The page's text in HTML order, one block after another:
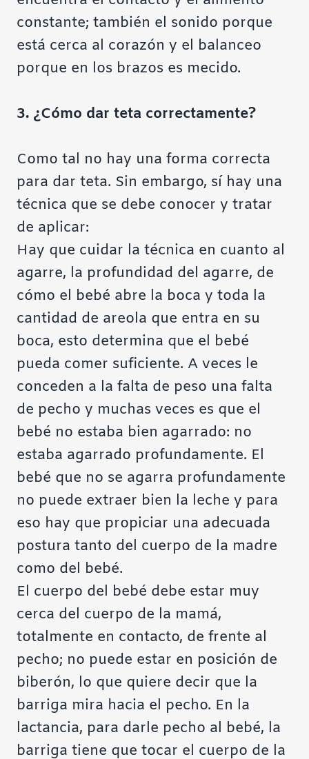
constante; también el sonido porque
está cerca al corazón y el balanceo
porque en los brazos es mecido.
3. ¿Cómo dar teta correctamente?
Como tal no hay una forma correcta
para dar teta. Sin embargo, sí hay una
técnica que se debe conocer y tratar
de aplicar:
Hay que cuidar la técnica en cuanto al
agarre, la profundidad del agarre, de
cómo el bebé abre la boca y toda la
cantidad de areola que entra en su
boca, esto determina que el bebé
pueda comer suficiente. A veces le
conceden a la falta de peso una falta
de pecho y muchas veces es que el
bebé no estaba bien agarrado: no
estaba agarrado profundamente. El
bebé que no se agarra profundamente
no puede extraer bien la leche y para
eso hay que propiciar una adecuada
postura tanto del cuerpo de la madre
como del bebé.
El cuerpo del bebé debe estar muy
cerca del cuerpo de la mamá,
totalmente en contacto, de frente al
pecho; no puede estar en posición de
biberón, lo que quiere decir que la
barriga mira hacia el pecho. En la
lactancia, para darle pecho al bebé, la
barriga tiene que tocar el cuerpo de la